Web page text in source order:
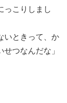
っこりしまし
いときって、か
つなんだな」